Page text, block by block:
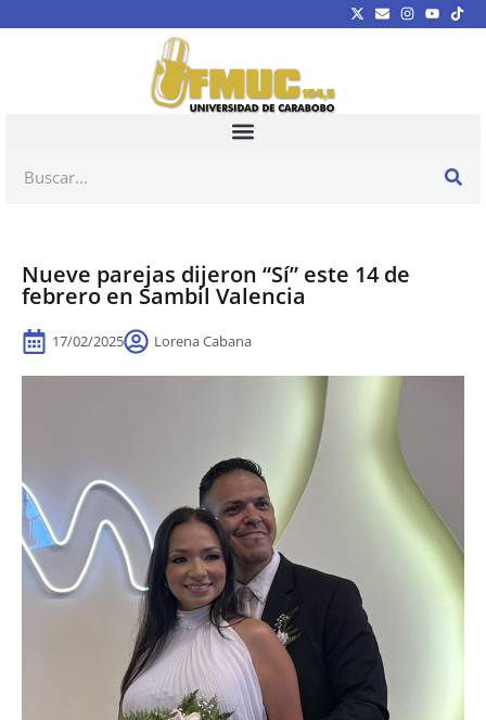
Nueve parejas dijeron “Sí” este 14 de
febrero en Sambil Valencia
17/02/2025 Lorena Cabana